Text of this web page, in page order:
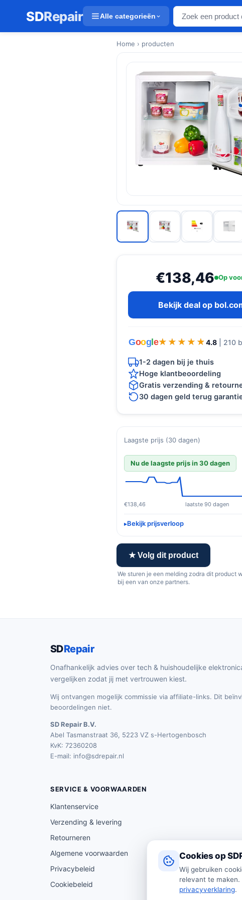
Cookies op
Wij gebruiken
relevant te maken.
privacyverklaring.
SDRepair Alle categorieën
Home › producten
€138,46 Op
Bekijk deal op
Google★★★★★
★★★★★ 4.8 | 210
1-2 dagen bij je thuis
Hoge klantbeoordeling
Gratis verzending &
30 dagen geld terug
Laagste prijs (30 dagen)
Nu de laagste prijs in 30 dagen
€138,46 laatste 90 dagen
Bekijk prijsverloop
★ Volg dit product
We sturen je een melding zodra dit product
bij een van onze partners.
SDRepair
Onafhankelijk advies over tech & huishoudelijke
vergelijken zodat jij met vertrouwen kiest.
Wij ontvangen mogelijk commissie via affiliate-links. Dit
beoordelingen niet.
SD Repair B.V.
Abel Tasmanstraat 36, 5223 VZ s-Hertogenbosch
KvK: 72360208
E-mail: info@sdrepair.nl
SERVICE & VOORWAARDEN
Klantenservice
Verzending & levering
Retourneren
Algemene voorwaarden
Privacybeleid
Cookiebeleid